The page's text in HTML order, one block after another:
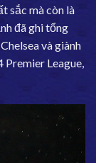
sắc mà còn là
đã ghi tổng
và giành
Premier League,